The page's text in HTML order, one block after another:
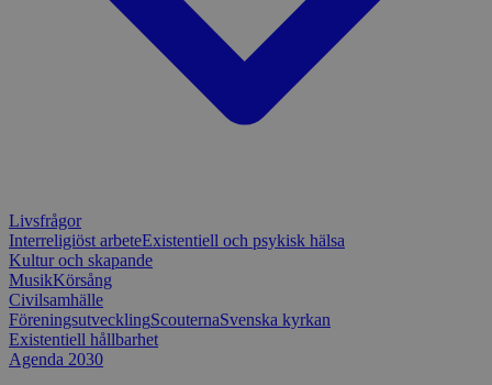
Livsfrågor
Interreligiöst arbeteExistentiell och psykisk hälsa
Kultur och skapande
MusikKörsång
Civilsamhälle
FöreningsutvecklingScouternaSvenska kyrkan
Existentiell hållbarhet
Agenda 2030